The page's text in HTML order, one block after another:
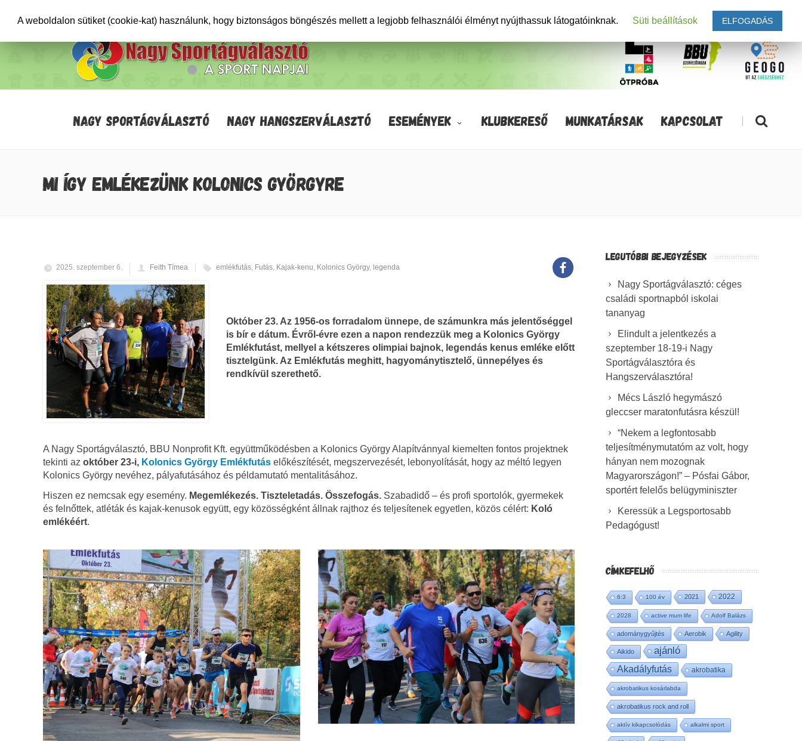
NAGY SPORTÁGVÁLASZTÓ NAGY HANGSZERVÁLASZTÓ ESEMÉNYEK KLUBKERESŐ MUNKATÁRSAK KAPCSOLAT |
MI ÍGY EMLÉKEZÜNK KOLONICS GYÖRGYRE
2025. szeptember 6. Feith Tímea emlékfutás, Futás, Kajak-kenu, Kolonics György, legenda
Október 23. Az 1956-os forradalom ünnepe, de számunkra más jelentőséggel
is bír e dátum. Évről-évre ezen a napon rendezzük meg a Kolonics György
Emlékfutást, mellyel a kétszeres olimpiai bajnok, legendás kenus emléke előtt
tisztelgünk. Az Emlékfutás meghitt, hagyománytisztelő, ünnepélyes és
rendkívül szerethető.
A Nagy Sportágválasztó, BBU Nonprofit Kft. együttműködésben a Kolonics György Alapítvánnyal kiemelten fontos projektnek
tekinti az október 23-i, Kolonics György Emlékfutás előkészítését, megszervezését, lebonyolítását, hogy az méltó legyen
Kolonics György nevéhez, pályafutásához és példamutató mentalitásához.
Hiszen ez nemcsak egy esemény. Megemlékezés. Tiszteletadás. Összefogás. Szabadidő – és profi sportolók, gyermekek
és felnőttek, atléták és kajak-kenusok együtt, egy közösségként állnak rajthoz és teljesítenek egyetlen, közös célért: Koló
emlékéért.
LEGUTÓBBI BEJEGYZÉSEK
Nagy Sportágválasztó: céges
családi sportnapból iskolai
tananyag
Elindult a jelentkezés a
szeptember 18-19-i Nagy
Sportágválasztóra és
Hangszerválasztóra!
Mécs László hegymászó
gleccser maratonfutásra készül!
“Nekem a legfontosabb
teljesítménymutatóm az volt, hogy
hányan nem mozognak
Magyarországon!” – Pósfai Gábor,
sportért felelős belügyminiszter
Keressük a Legsportosabb
Pedagógust!
CÍMKEFELHŐ
6:3 100 év 2021 2022
2028 active mum life Adolf Balázs
adománygyűjtés Aerobik Agility
Aikido ajánló
Akadályfutás akrobatika
akrobatikus kosárlabda
akrobatikus rock and roll
aktív kikapcsolódás alkalmi sport
A weboldalon sütiket (cookie-kat) használunk, hogy biztonságos böngészés mellett a legjobb felhasználói élményt nyújthassuk látogatóinknak. Süti beállítások ELFOGADÁS